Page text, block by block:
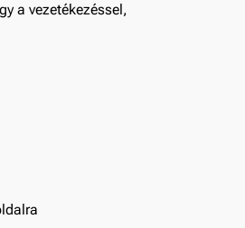
a vezetékezéssel,